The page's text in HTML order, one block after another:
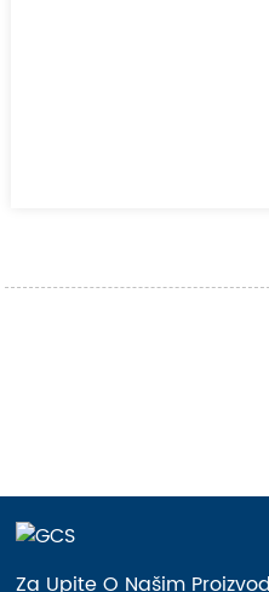
Za Upite O Našim